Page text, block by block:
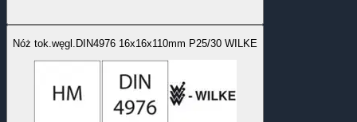
Nóż tok.węgl.DIN4976 16x16x110mm P25/30 WILKE